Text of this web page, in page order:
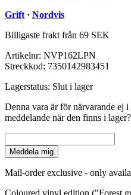
Grift · Nordvis
Billigaste frakt från 69 SEK
Artikelnr: NVP162LPN
Streckkod: 7350142983451
Lagerstatus: Slut i lager
Denna vara är för närvarande ej
meddelande när den finns i lager?
Meddela mig
Mail-order exclusive - only
Coloured vinyl edition ("Forest